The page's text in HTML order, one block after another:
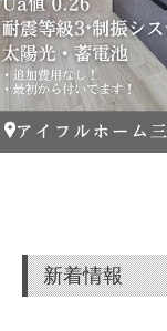
資料請求
求人情報
新着情報